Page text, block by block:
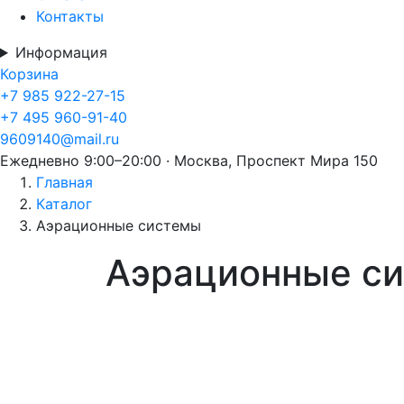
Контакты
Информация
Корзина
+7 985 922-27-15
+7 495 960-91-40
9609140@mail.ru
Ежедневно 9:00–20:00 · Москва, Проспект Мира 150
Главная
Каталог
Аэрационные системы
Аэрационные